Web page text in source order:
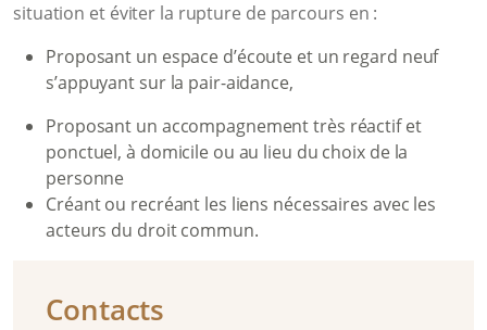
situation et éviter la rupture de parcours en :
Proposant un espace d’écoute et un regard neuf
s’appuyant sur la pair-aidance,
Proposant un accompagnement très réactif et
ponctuel, à domicile ou au lieu du choix de la
personne
Créant ou recréant les liens nécessaires avec les
acteurs du droit commun.
Contacts